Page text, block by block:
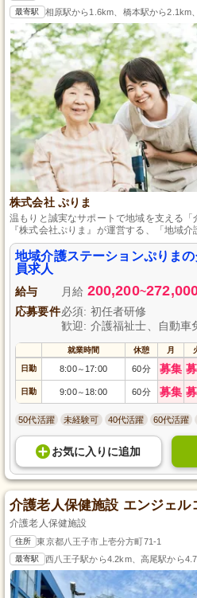
最寄駅 相原駅から1.6km、橋本駅から2.1km
株式会社 ぷりま
温もりと誠実なサポートで地域を支える「
『株式会社ぷりま』が運営する、「地域
京都八王子市での安定した正社員として
のプロフェッショナルとして、利用者様
せんか？福利厚生も充実しており、長期
に最適です。地域社会に貢献したいとい
い。
地域介護ステーションぷりま
員求人
給与 月給 200,200~
応募要件必須: 初任者研修
歓迎: 介護福祉士、自動車
就業時間 休憩 月
日勤 8:00～ 17:00 60分 募集
日勤 9:00～ 18:00 60分 募集
50代活躍 未経験可 40代活躍 60代活躍
お気に入り に追加
介護老人保健施設 エンジェル
介護老人保健施設
住所 東京都八王子市上壱分方町71-1
最寄駅 西八王子駅から4.2km、高尾駅から